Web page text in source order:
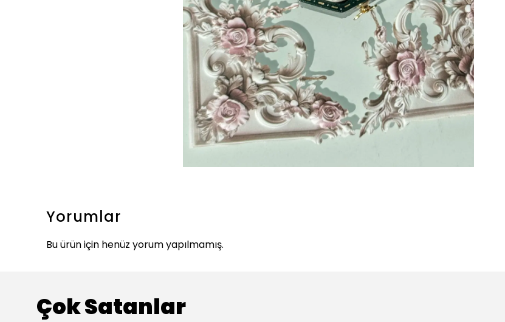
Yorumlar
Bu ürün için henüz yorum yapılmamış.
Çok Satanlar